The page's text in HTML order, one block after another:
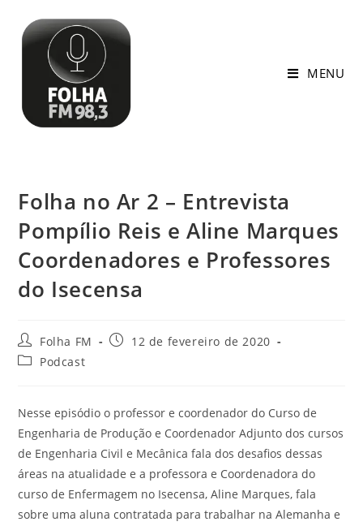
MENU
Folha no Ar 2 – Entrevista
Pompílio Reis e Aline Marques
Coordenadores e Professores
do Isecensa
Folha FM
12 de fevereiro de 2020
Podcast
Nesse episódio o professor e coordenador do Curso de
Engenharia de Produção e Coordenador Adjunto dos cursos
de Engenharia Civil e Mecânica fala dos desafios dessas
áreas na atualidade e a professora e Coordenadora do
curso de Enfermagem no Isecensa, Aline Marques, fala
sobre uma aluna contratada para trabalhar na Alemanha e